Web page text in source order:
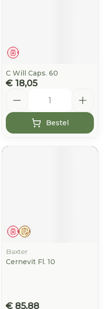
Geneesmiddel
C Will Caps. 60
€ 18,05
Bestel
Op voorschrift
Geneesmiddel
Baxter
Cernevit Fl. 10
€ 85,88